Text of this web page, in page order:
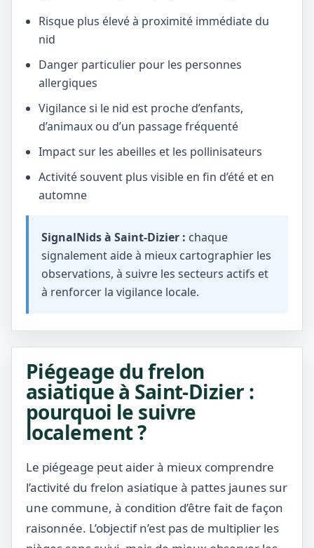
Risque plus élevé à proximité immédiate du
nid
Danger particulier pour les personnes
allergiques
Vigilance si le nid est proche d’enfants,
d’animaux ou d’un passage fréquenté
Impact sur les abeilles et les pollinisateurs
Activité souvent plus visible en fin d’été et en
automne
SignalNids à Saint-Dizier : chaque
signalement aide à mieux cartographier les
observations, à suivre les secteurs actifs et
à renforcer la vigilance locale.
Piégeage du frelon
asiatique à Saint-Dizier :
pourquoi le suivre
localement ?
Le piégeage peut aider à mieux comprendre
l’activité du frelon asiatique à pattes jaunes sur
une commune, à condition d’être fait de façon
raisonnée. L’objectif n’est pas de multiplier les